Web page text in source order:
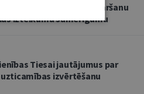
goda un cieņas aizskaršanu
izteikumu samērīgumu
Tiesai jautājumus par
izvērtēšanu